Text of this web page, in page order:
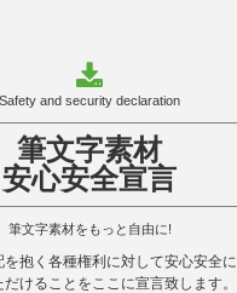
Safety and security declaration
筆文字素材
安心安全宣言
筆文字素材をもっと自由に!
を抱く各種権利に対して安心安全に
けることをここに宣言致します。